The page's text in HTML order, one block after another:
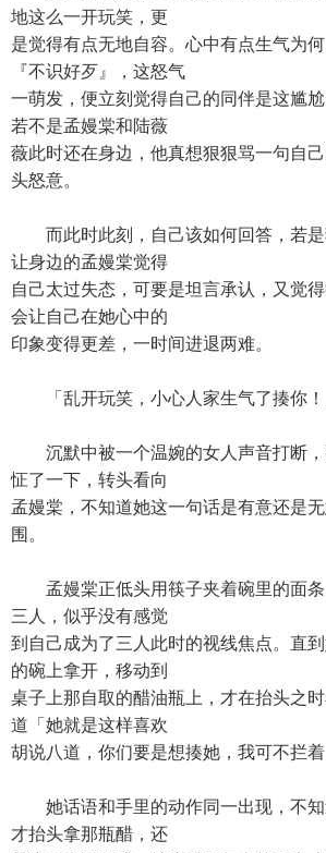
地这么一开玩笑，更
是觉得有点无地自容。心中有点生气为
『不识好歹』，这怒气
一萌发，便立刻觉得自己的同伴是这尴尬
若不是孟嫚棠和陆薇
薇此时还在身边，他真想狠狠骂一句自
头怒意。
而此时此刻，自己该如何回答，若是
让身边的孟嫚棠觉得
自己太过失态，可要是坦言承认，又觉
会让自己在她心中的
印象变得更差，一时间进退两难。
「乱开玩笑，小心人家生气了揍你！
沉默中被一个温婉的女人声音打断，
怔了一下，转头看向
孟嫚棠，不知道她这一句话是有意还是
围。
孟嫚棠正低头用筷子夹着碗里的面条
三人，似乎没有感觉
到自己成为了三人此时的视线焦点。直
的碗上拿开，移动到
桌子上那自取的醋油瓶上，才在抬头之
道「她就是这样喜欢
胡说八道，你们要是想揍她，我可不拦着
她话语和手里的动作同一出现，不知
才抬头拿那瓶醋，还